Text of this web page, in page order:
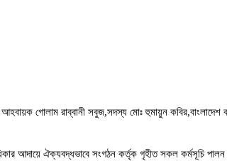
গোলাম রাব্বানী সবুজ,সদস্য মোঃ হুমায়ুন কবির,বাংলাদেশ
আদায়ে ঐক্যবদ্ধভাবে সংগঠন কর্তৃক গৃহীত সকল কর্মসূচি